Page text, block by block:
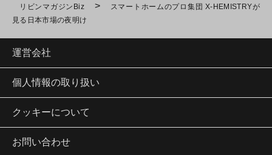
リビンマガジンBiz >
スマートホームのプロ集団 X-HEMISTRYが
見る日本市場の夜明け
運営会社
個人情報の取り扱い
クッキーについて
お問い合わせ